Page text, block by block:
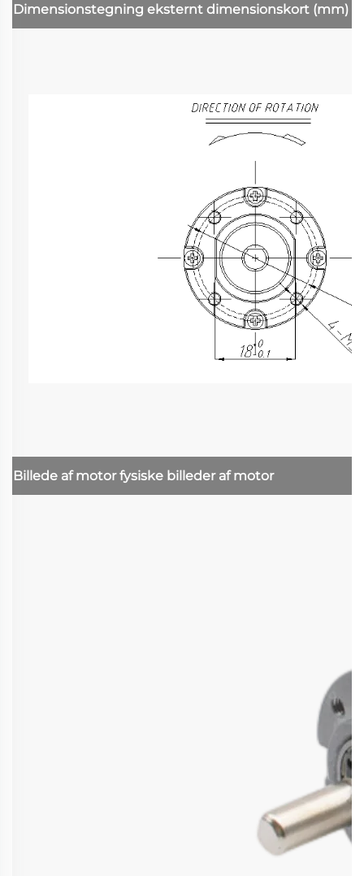
Dimensionstegning eksternt dimensionskort (mm)
Billede af motorfysiske billeder af motor